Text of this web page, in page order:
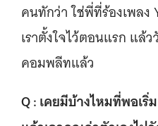
คนทักว่า ใช่พี่ที่ร้องเพล
เราตั้งใจไว้ตอนแรก แล้
คอมพลีทแล้ว
Q : เคยมีบ้างไหมที่พอเ